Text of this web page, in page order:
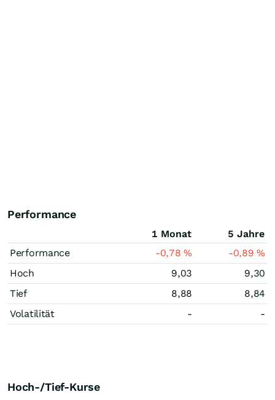
Performance
1 Monat
5 Jahre
Performance
-0,78% -0,89%
Hoch
9,03
9,30
Tief
8,88
8,84
Volatilität
- -
Hoch-/Tief-Kurse